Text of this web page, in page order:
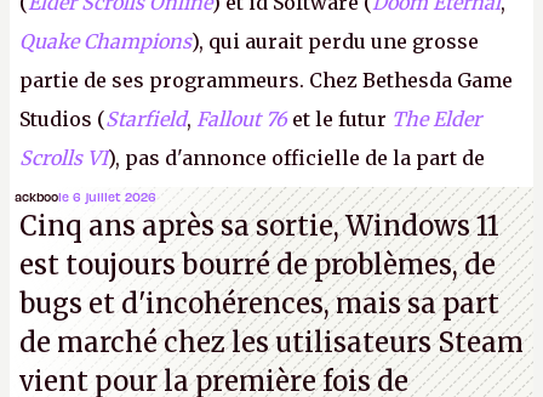
Quake Champions), qui aurait perdu une grosse
partie de ses programmeurs. Chez Bethesda Game
Studios (Starfield, Fallout 76 et le futur The Elder
Scrolls VI), pas d'annonce officielle de la part de
Microsoft, mais le syndicat des employés confirme
de nombreux licenciements.A.
ackboole 6 juillet 2026
Cinq ans après sa sortie, Windows 11
est toujours bourré de problèmes, de
bugs et d'incohérences, mais sa part
de marché chez les utilisateurs Steam
vient pour la première fois de